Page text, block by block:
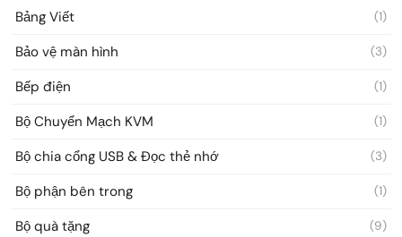
Bảng Viết (1)
Bảo vệ màn hình (3)
Bếp điện (1)
Bộ Chuyển Mạch KVM (1)
Bộ chia cổng USB & Đọc thẻ nhớ (3)
Bộ phận bên trong (1)
Bộ quà tặng (9)